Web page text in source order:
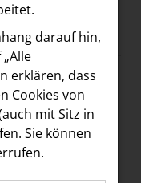
darauf hin,
erklären, dass
Cookies von
mit Sitz in
Sie können